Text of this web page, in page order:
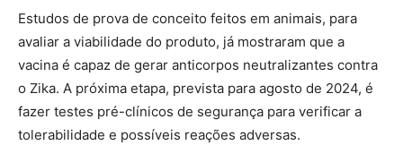
Estudos de prova de conceito feitos em animais, para
avaliar a viabilidade do produto, já mostraram que a
vacina é capaz de gerar anticorpos neutralizantes contra
o Zika. A próxima etapa, prevista para agosto de 2024, é
fazer testes pré-clínicos de segurança para verificar a
tolerabilidade e possíveis reações adversas.